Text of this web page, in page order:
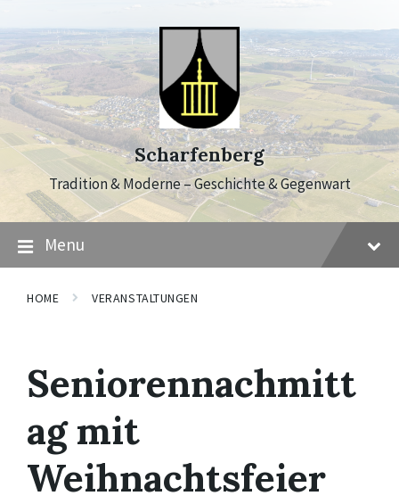
content
main
navigation
footer
Scharfenberg
Tradition & Moderne – Geschichte & Gegenwart
Menu
HOME VERANSTALTUNGEN
Seniorennachmitt
ag mit
Weihnachtsfeier